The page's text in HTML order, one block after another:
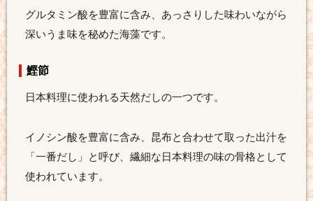
グルタミン酸を豊富に含み、あっさりした味わいながら
深いうま味を秘めた海藻です。
鰹節
日本料理に使われる天然だしの一つです。
イノシン酸を豊富に含み、昆布と合わせて取った出汁を
「一番だし」と呼び、繊細な日本料理の味の骨格として
使われています。